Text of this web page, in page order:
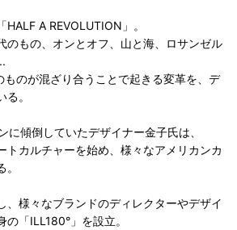
A REVOLUTION」。
のもの、オンとオフ、山と海、ロサンゼル
のが混ざり合うことで起きる変革を、デ
。
に傾倒していたデザイナー金子氏は、
トカルチャーを始め、様々なアメリカンカ
、様々なブランドのディレクターやデザイ
「ILL180°」を設立。